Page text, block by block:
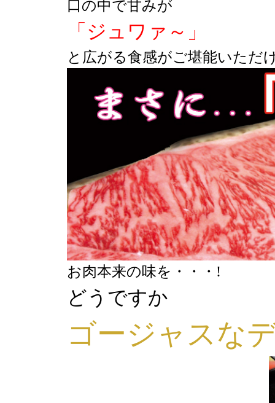
口の中で甘みが
「ジュワァ～」
と広がる食感がご堪能いただ
お肉本来の味を・・・!
どうですか
ゴージャスな